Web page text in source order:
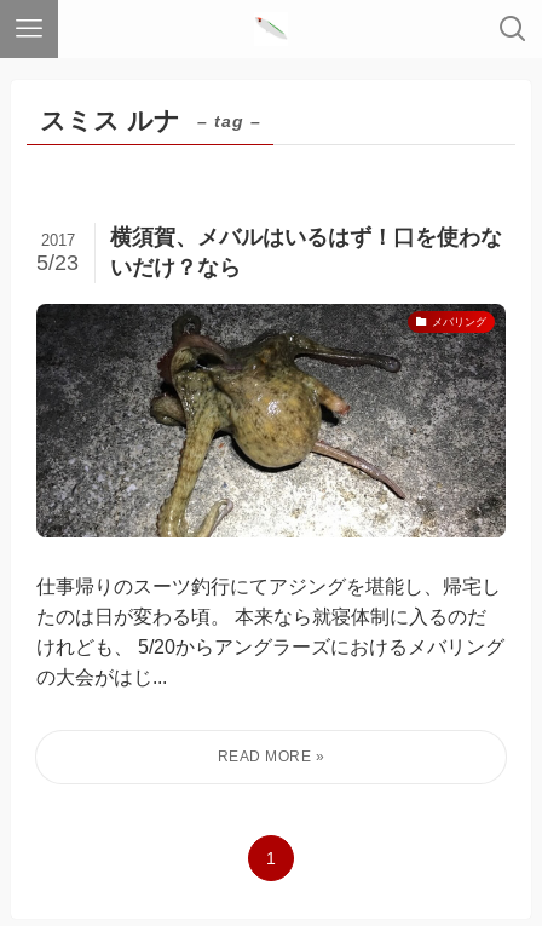
スミス ルナ – tag –
横須賀、メバルはいるはず！口を使わな
いだけ？なら
2017
5/23
メバリング
仕事帰りのスーツ釣行にてアジングを堪能し、帰宅し
たのは日が変わる頃。 本来なら就寝体制に入るのだ
けれども、 5/20からアングラーズにおけるメバリング
の大会がはじ...
1